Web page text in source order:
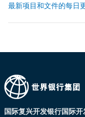
最新项目和文件的每日
国际复兴开发银行国际开